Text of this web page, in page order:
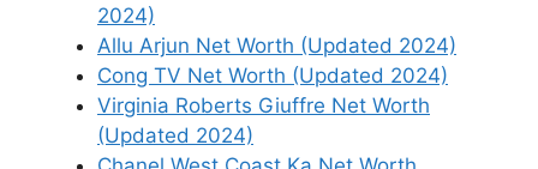
2024)
Allu Arjun Net Worth (Updated 2024)
Cong TV Net Worth (Updated 2024)
Virginia Roberts Giuffre Net Worth
(Updated 2024)